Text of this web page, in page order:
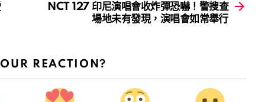
NCT 127 印尼演唱會收炸彈恐嚇！警搜查
場地未有發現，演唱會如常舉行
REACTION?